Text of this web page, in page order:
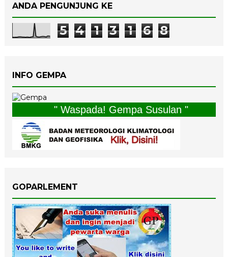
ANDA PENGUNJUNG KE
5 4 1 3 1 6 8
INFO GEMPA
" Waspada! Gempa Susulan "
GOPARLEMENT